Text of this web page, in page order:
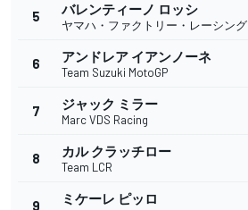
5 バレンティーノ ロッシ
ヤマハ・ファクトリー・レーシング
6 アンドレア イアンノーネ
Team Suzuki MotoGP
7 ジャック ミラー
Marc VDS Racing
8 カル クラッチロー
Team LCR
9 ミケーレ ピッロ